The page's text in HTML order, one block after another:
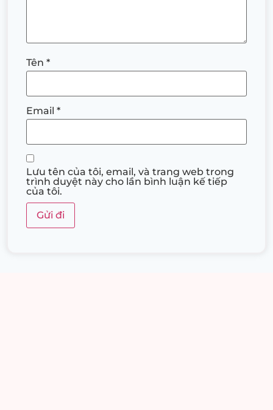
Tên *
Email *
Lưu tên của tôi, email, và trang web trong
trình duyệt này cho lần bình luận kế tiếp
của tôi.